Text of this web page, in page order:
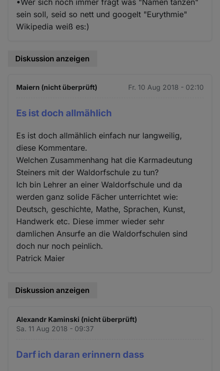
sein soll, seid so nett und googelt "Eurythmie"
Wikipedia weiß es:)
Diskussion anzeigen
Maiern (nicht überprüft) Fr. 10 Aug 2018 - 02:10
Es ist doch allmählich
Es ist doch allmählich einfach nur langweilig,
diese Kommentare.
Welchen Zusammenhang hat die Karmadeutung
Steiners mit der Waldorfschule zu tun?
Ich bin Lehrer an einer Waldorfschule und da
werden ganz solide Fächer unterrichtet wie:
Deutsch, geschichte, Mathe, Sprachen, Kunst,
Handwerk etc. Diese immer wieder sehr
damlichen Ansurfe an die Waldorfschulen sind
doch nur noch peinlich.
Patrick Maier
Diskussion anzeigen
Alexandr Kaminski (nicht überprüft)
Sa. 11 Aug 2018 - 09:37
Darf ich daran erinnern dass